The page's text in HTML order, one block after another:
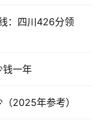
：四川426分领
钱一年
2025年参考）